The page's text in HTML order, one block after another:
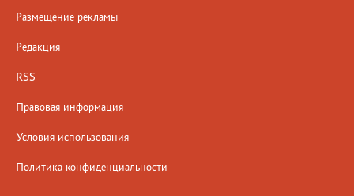
Размещение рекламы
Редакция
RSS
Правовая информация
Условия использования
Политика конфиденциальности